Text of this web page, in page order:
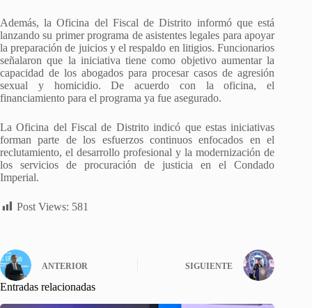
Además, la Oficina del Fiscal de Distrito informó que está
lanzando su primer programa de asistentes legales para apoyar
la preparación de juicios y el respaldo en litigios. Funcionarios
señalaron que la iniciativa tiene como objetivo aumentar la
capacidad de los abogados para procesar casos de agresión
sexual y homicidio. De acuerdo con la oficina, el
financiamiento para el programa ya fue asegurado.
La Oficina del Fiscal de Distrito indicó que estas iniciativas
forman parte de los esfuerzos continuos enfocados en el
reclutamiento, el desarrollo profesional y la modernización de
los servicios de procuración de justicia en el Condado
Imperial.
Post Views: 581
ANTERIOR SIGUIENTE
Entradas relacionadas